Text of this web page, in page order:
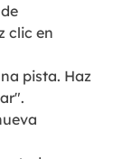
clic en
pista. Haz